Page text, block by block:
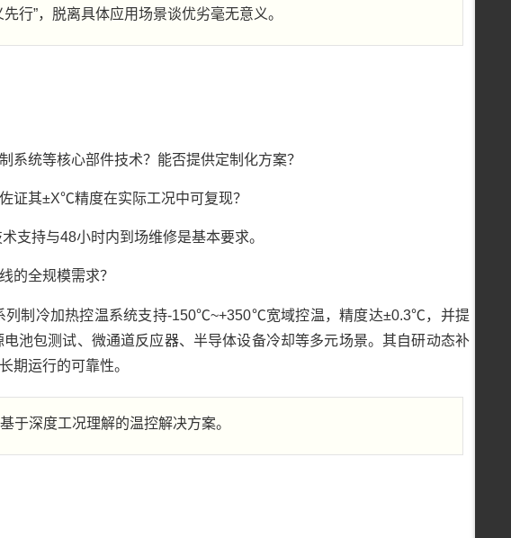
行”，脱离具体应用场景谈优劣毫无意义。
系统等核心部件技术？能否提供定制化方案？
证其±X℃精度在实际工况中可复现？
支持与48小时内到场维修是基本要求。
的全规模需求？
列制冷加热控温系统支持-150℃~+350℃宽域控温，精度达±0.3℃，并提
池包测试、微通道反应器、半导体设备冷却等多元场景。其自研动态补
期运行的可靠性。
于深度工况理解的温控解决方案。